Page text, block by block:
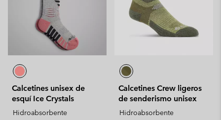
Calcetines unisex de
esquí Ice Crystals
Hidroabsorbente
Calcetines Crew ligeros
de senderismo unisex
Hidroabsorbente